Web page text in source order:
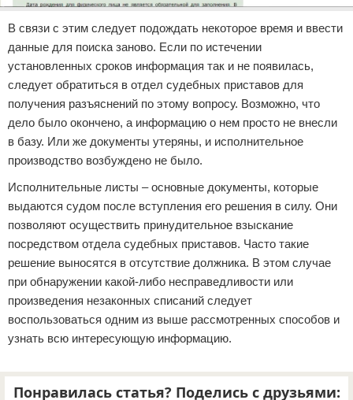
В связи с этим следует подождать некоторое время и ввести
данные для поиска заново. Если по истечении
установленных сроков информация так и не появилась,
следует обратиться в отдел судебных приставов для
получения разъяснений по этому вопросу. Возможно, что
дело было окончено, а информацию о нем просто не внесли
в базу. Или же документы утеряны, и исполнительное
производство возбуждено не было.
Исполнительные листы – основные документы, которые
выдаются судом после вступления его решения в силу. Они
позволяют осуществить принудительное взыскание
посредством отдела судебных приставов. Часто такие
решение выносятся в отсутствие должника. В этом случае
при обнаружении какой-либо несправедливости или
произведения незаконных списаний следует
воспользоваться одним из выше рассмотренных способов и
узнать всю интересующую информацию.
Понравилась статья? Поделись с друзьями: